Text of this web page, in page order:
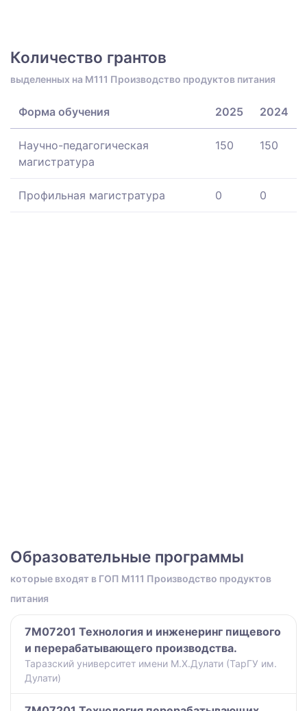
Количество грантов
выделенных на M111 Производство продуктов питания
Форма обучения 2025 2024
Научно-педагогическая
магистратура
150 150
Профильная магистратура 0 0
Образовательные программы
которые входят в ГОП M111 Производство продуктов
питания
7M07201 Технология и инженеринг пищевого
и перерабатывающего производства.
Таразский университет имени М.Х.Дулати (ТарГУ им.
Дулати)